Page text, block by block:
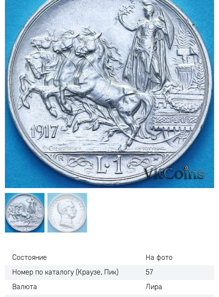
Состояние
На фото
Номер по каталогу (Краузе, Пик)
57
Валюта
Лира